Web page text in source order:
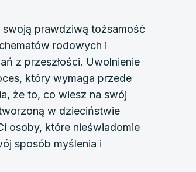
swoją prawdziwą tożsamość
rodowych i
z przeszłości. Uwolnienie
który wymaga przede
że to, co wiesz na swój
w dzieciństwie
osoby, które nieświadomie
sposób myślenia i